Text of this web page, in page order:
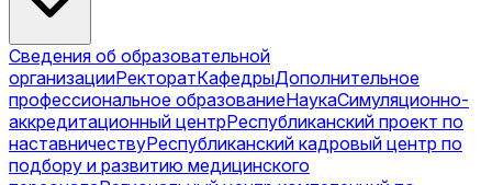
Сведения об образовательной
организацииРекторатКафедрыДополнительное
профессиональное образованиеНаукаСимуляционно-
аккредитационный центрРеспубликанский проект по
наставничествуРеспубликанский кадровый центр по
подбору и развитию медицинского